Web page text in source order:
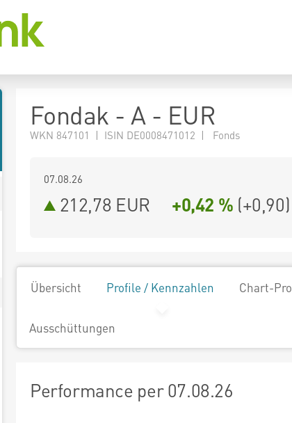
Fondak - A - EUR
WKN 847101 | ISIN DE0008471012 | Fonds
07.08.26
212,78 EUR +0,42 % (+0,90)
Übersicht Profile / Kennzahlen Chart-Pro
Ausschüttungen
Performance per 07.08.26